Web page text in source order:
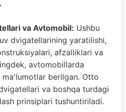
va Avtomobil: Ushbu
dvigatellarining yaratilishi,
afzalliklari va
avtomobillarda
berilgan. Otto
va boshqa turdagi
prinsiplari tushuntiriladi.